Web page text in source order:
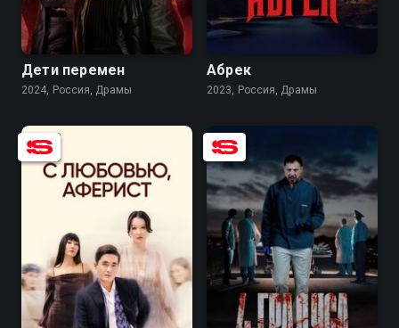
7.6 5.5
Дети перемен
2024, Россия, Драмы
8.2 7.8
Абрек
2023, Россия, Драмы